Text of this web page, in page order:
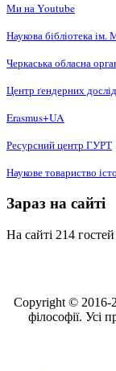
Ми на Youtube
Наукова бібліотека
Черкаська обласна
Центр ґендерних
Erasmus+UA
Ресурсний центр ГУРТ
Наукове товариство
Зараз на сайті
На сайті 214
Copyright © 2016-
філософії. Усі